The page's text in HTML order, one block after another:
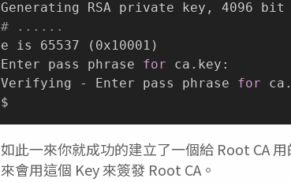
# ......
e is 65537
( 0x10001 )
Enter pass phrase for ca.key:
Verifying - Enter pass phrase for
如此一來你就成功的建立了一個給 Root CA
來會用這個 Key 來簽發 Root CA。